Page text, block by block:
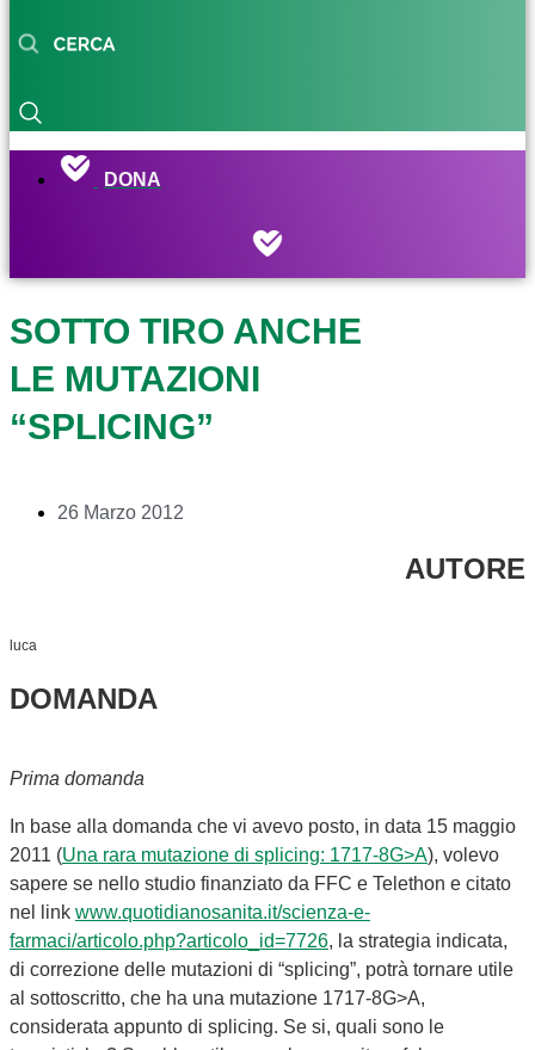
DONA
SOTTO TIRO ANCHE
LE MUTAZIONI
“SPLICING”
26 Marzo 2012
AUTORE
luca
DOMANDA
Prima domanda
In base alla domanda che vi avevo posto, in data 15 maggio
2011 (Una rara mutazione di splicing: 1717-8G>A), volevo
sapere se nello studio finanziato da FFC e Telethon e citato
nel link www.quotidianosanita.it/scienza-e-
farmaci/articolo.php?articolo_id=7726, la strategia indicata,
di correzione delle mutazioni di “splicing”, potrà tornare utile
al sottoscritto, che ha una mutazione 1717-8G>A,
considerata appunto di splicing. Se si, quali sono le